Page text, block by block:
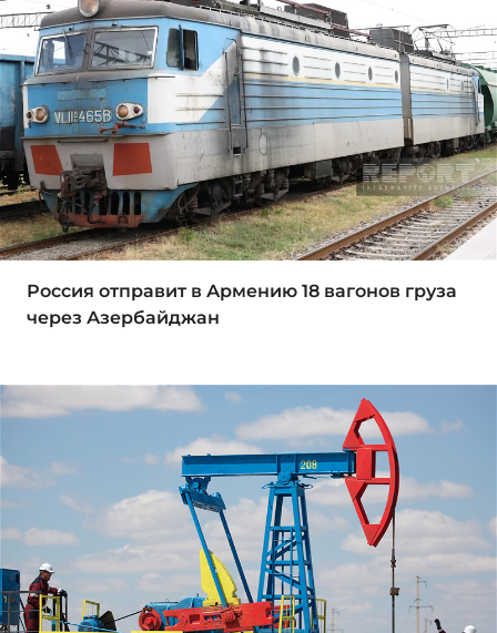
Россия отправит в Армению 18 вагонов груза
через Азербайджан